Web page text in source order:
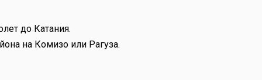
до Катания.
на Комизо или Рагуза.